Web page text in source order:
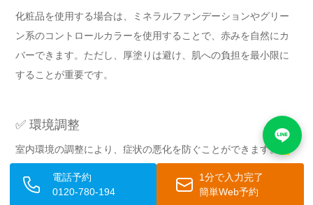
化粧品を使用する場合は、ミネラルファンデーションやグリー
ン系のコントロールカラーを使用することで、赤みを自然にカ
バーできます。ただし、厚塗りは避け、肌への負担を最小限に
することが重要です。
✅ 環境調整
室内環境の調整により、症状の悪化を防ぐことができます。
に保つことが理想的です。急激な
温度変化を避けるため、外出時には段階的に環境に慣らすこと
電話予約
0120-780-194
1分で入力完了
簡単Web予約